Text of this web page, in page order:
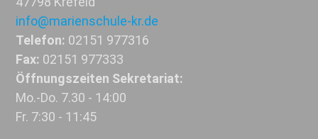
info@marienschule-kr.de
Telefon: 02151 977316
Fax: 02151 977333
Öffnungszeiten Sekretariat:
Mo.-Do. 7.30 - 14:00
Fr. 7:30 - 11:45